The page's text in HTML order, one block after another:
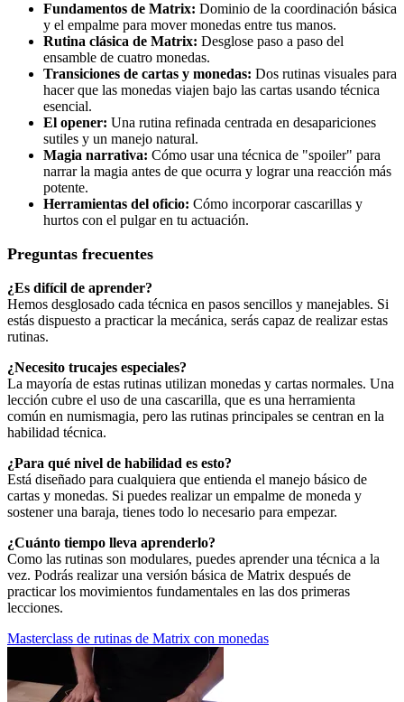
Fundamentos de Matrix: Dominio de la coordinación básica
y el empalme para mover monedas entre tus manos.
Rutina clásica de Matrix: Desglose paso a paso del
ensamble de cuatro monedas.
Transiciones de cartas y monedas: Dos rutinas visuales para
hacer que las monedas viajen bajo las cartas usando técnica
esencial.
El opener: Una rutina refinada centrada en desapariciones
sutiles y un manejo natural.
Magia narrativa: Cómo usar una técnica de "spoiler" para
narrar la magia antes de que ocurra y lograr una reacción más
potente.
Herramientas del oficio: Cómo incorporar cascarillas y
hurtos con el pulgar en tu actuación.
Preguntas frecuentes
¿Es difícil de aprender?
Hemos desglosado cada técnica en pasos sencillos y manejables. Si
estás dispuesto a practicar la mecánica, serás capaz de realizar estas
rutinas.
¿Necesito trucajes especiales?
La mayoría de estas rutinas utilizan monedas y cartas normales. Una
lección cubre el uso de una cascarilla, que es una herramienta
común en numismagia, pero las rutinas principales se centran en la
habilidad técnica.
¿Para qué nivel de habilidad es esto?
Está diseñado para cualquiera que entienda el manejo básico de
cartas y monedas. Si puedes realizar un empalme de moneda y
sostener una baraja, tienes todo lo necesario para empezar.
¿Cuánto tiempo lleva aprenderlo?
Como las rutinas son modulares, puedes aprender una técnica a la
vez. Podrás realizar una versión básica de Matrix después de
practicar los movimientos fundamentales en las dos primeras
lecciones.
Masterclass de rutinas de Matrix con monedas